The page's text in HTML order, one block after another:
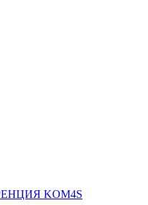
KOM4S